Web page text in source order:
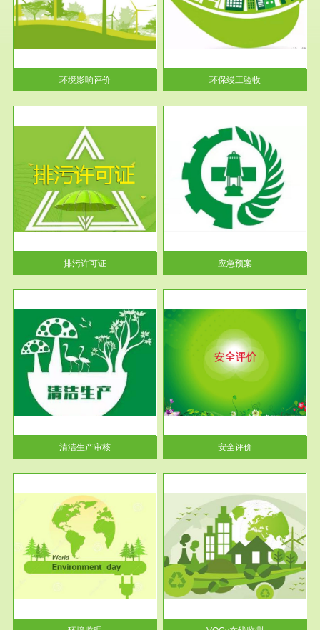
环境影响评价
环保竣工验收
根据《建设项目环境保护管理条
例》第十七条 编制环境影响报
告书、...
环保竣工验收
排污许可证
服务范围
应急预案
根据《中华人民共和国环境保护
法》第十九条 企业事业单位应
当按照...
应急预案
清洁生产审核
服务范围
安全评价
安全评价安全评价目的是查找、
分析和预测工程、系统、生产经
营活...
安全评价
服务范围
VOCs在线监测
根据《重点区域大气污染防
治“十二五”规划》有机废气净化
率达...